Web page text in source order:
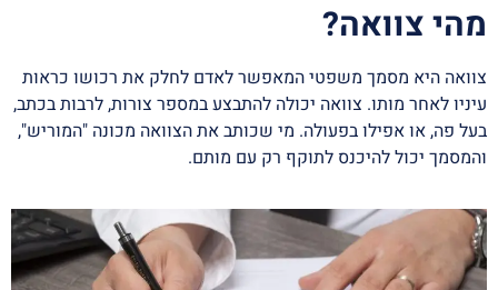
מהי צוואה?
צוואה היא מסמך משפטי המאפשר לאדם לחלק את רכושו כראות
עיניו לאחר מותו. צוואה יכולה להתבצע במספר צורות, לרבות בכתב,
בעל פה, או אפילו בפעולה. מי שכותב את הצוואה מכונה "המוריש",
והמסמך יכול להיכנס לתוקף רק עם מותם.